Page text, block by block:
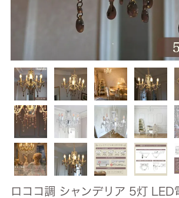
ロココ調 シャンデリア 5灯 LED